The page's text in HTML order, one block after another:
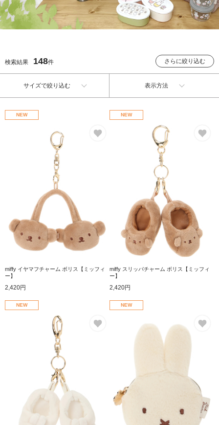
検索結果 148件 さらに絞り込む
サイズで絞り込む 表示方法
NEW
miffy イヤマフチャーム ボリス【ミッフィ
ー】
2,420円
NEW
miffy スリッパチャーム ボリス【ミッフィ
ー】
2,420円
NEW NEW